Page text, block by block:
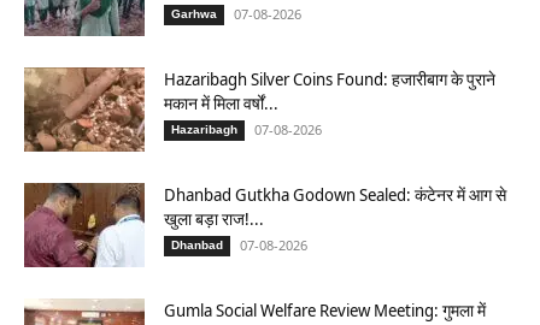
Garhwa 07-08-2026
Hazaribagh Silver Coins Found: हजारीबाग के पुराने
मकान में मिला वर्षों...
Hazaribagh 07-08-2026
Dhanbad Gutkha Godown Sealed: कंटेनर में आग से
खुला बड़ा राज!...
Dhanbad 07-08-2026
Gumla Social Welfare Review Meeting: गुमला में